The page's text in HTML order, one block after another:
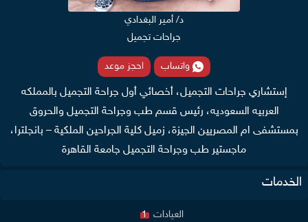
د/ أمير البغدادي
جراحات تجميل
واتساب احجز موعد
إستشاري جراحات التجميل، أخصائي أول جراحة التجميل بالمملكه
العربيه السعوديه، رئيس قسم طب وجراحة التجميل والحروق
بمستشفى ام المصريين الجيزة، زميل كلية الجراحين الملكية – بانجلترا،
ماجستير طب وجراحة التجميل جامعة القاهرة
الخدمات
العيادات 1